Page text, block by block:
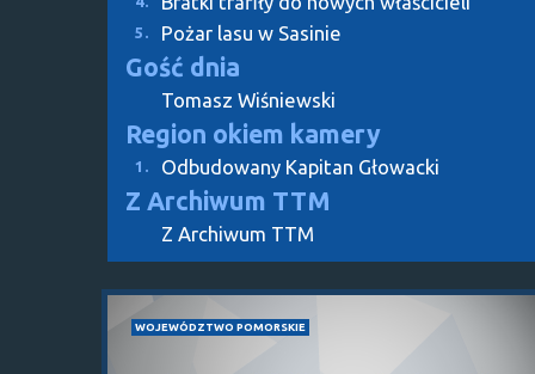
5. Pożar lasu w Sasinie
Gość dnia
Tomasz Wiśniewski
Region okiem kamery
1. Odbudowany Kapitan Głowacki
Z Archiwum TTM
Z Archiwum TTM
WOJEWÓDZTWO POMORSKIE